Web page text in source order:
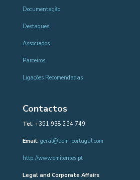
Documentação
Destaques
Associados
Parceiros
Ligações Recomendadas
Contactos
Tel:+351 938 254 749
Email: geral@aem-portugal.com
http://www.emitentes.pt
Legal and Corporate Affairs